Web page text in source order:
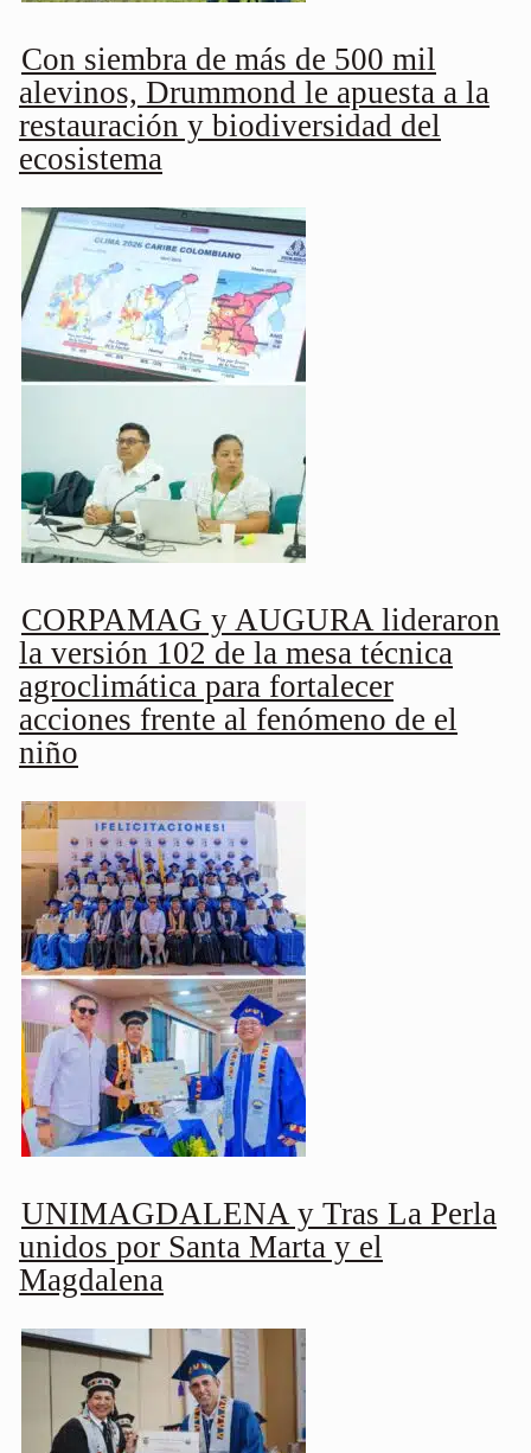
Con siembra de más de 500 mil
alevinos, Drummond le apuesta a la
restauración y biodiversidad del
ecosistema
CORPAMAG y AUGURA lideraron
la versión 102 de la mesa técnica
agroclimática para fortalecer
acciones frente al fenómeno de el
niño
UNIMAGDALENA y Tras La Perla
unidos por Santa Marta y el
Magdalena